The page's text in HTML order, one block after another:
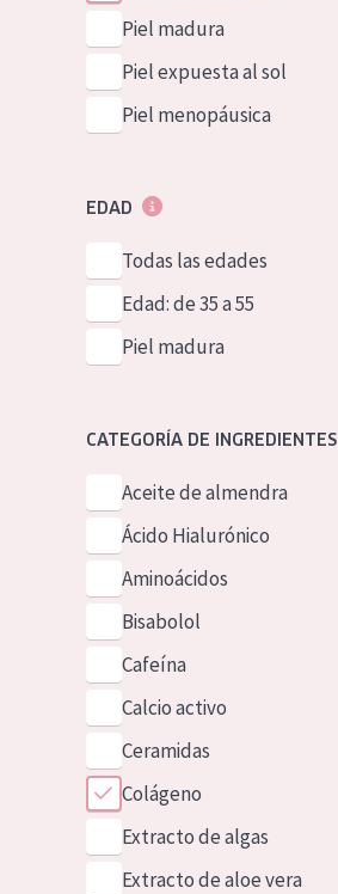
Piel madura
Piel expuesta al sol
Piel menopáusica
EDAD
Todas las edades
Edad: de 35 a 55
Piel madura
CATEGORÍA DE INGREDIENTES
Aceite de almendra
Ácido Hialurónico
Aminoácidos
Bisabolol
Cafeína
Calcio activo
Ceramidas
Colágeno
Extracto de algas
Extracto de aloe vera